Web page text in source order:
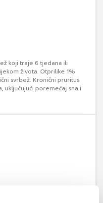
koji traje 6 tjedana ili
života. Otprilike 1%
svrbež. Kronični pruritus
uključujući poremećaj sna i